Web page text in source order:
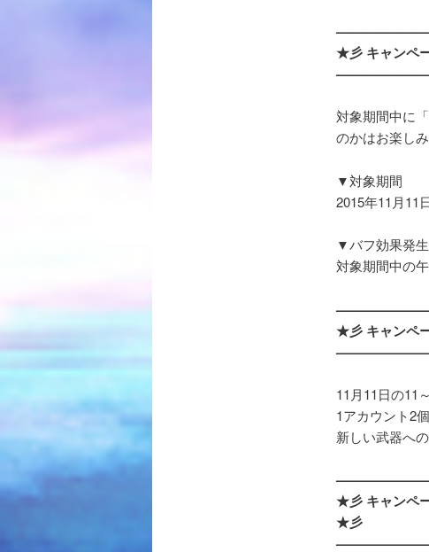
★彡 キャンペ
対象期間中に
のかはお楽しみ
▼対象期間
2015年11月11
▼バフ効果発
対象期間中の
★彡 キャンペ
11月11日の11
1アカウント2
新しい武器へ
★彡 キャンペ
★彡